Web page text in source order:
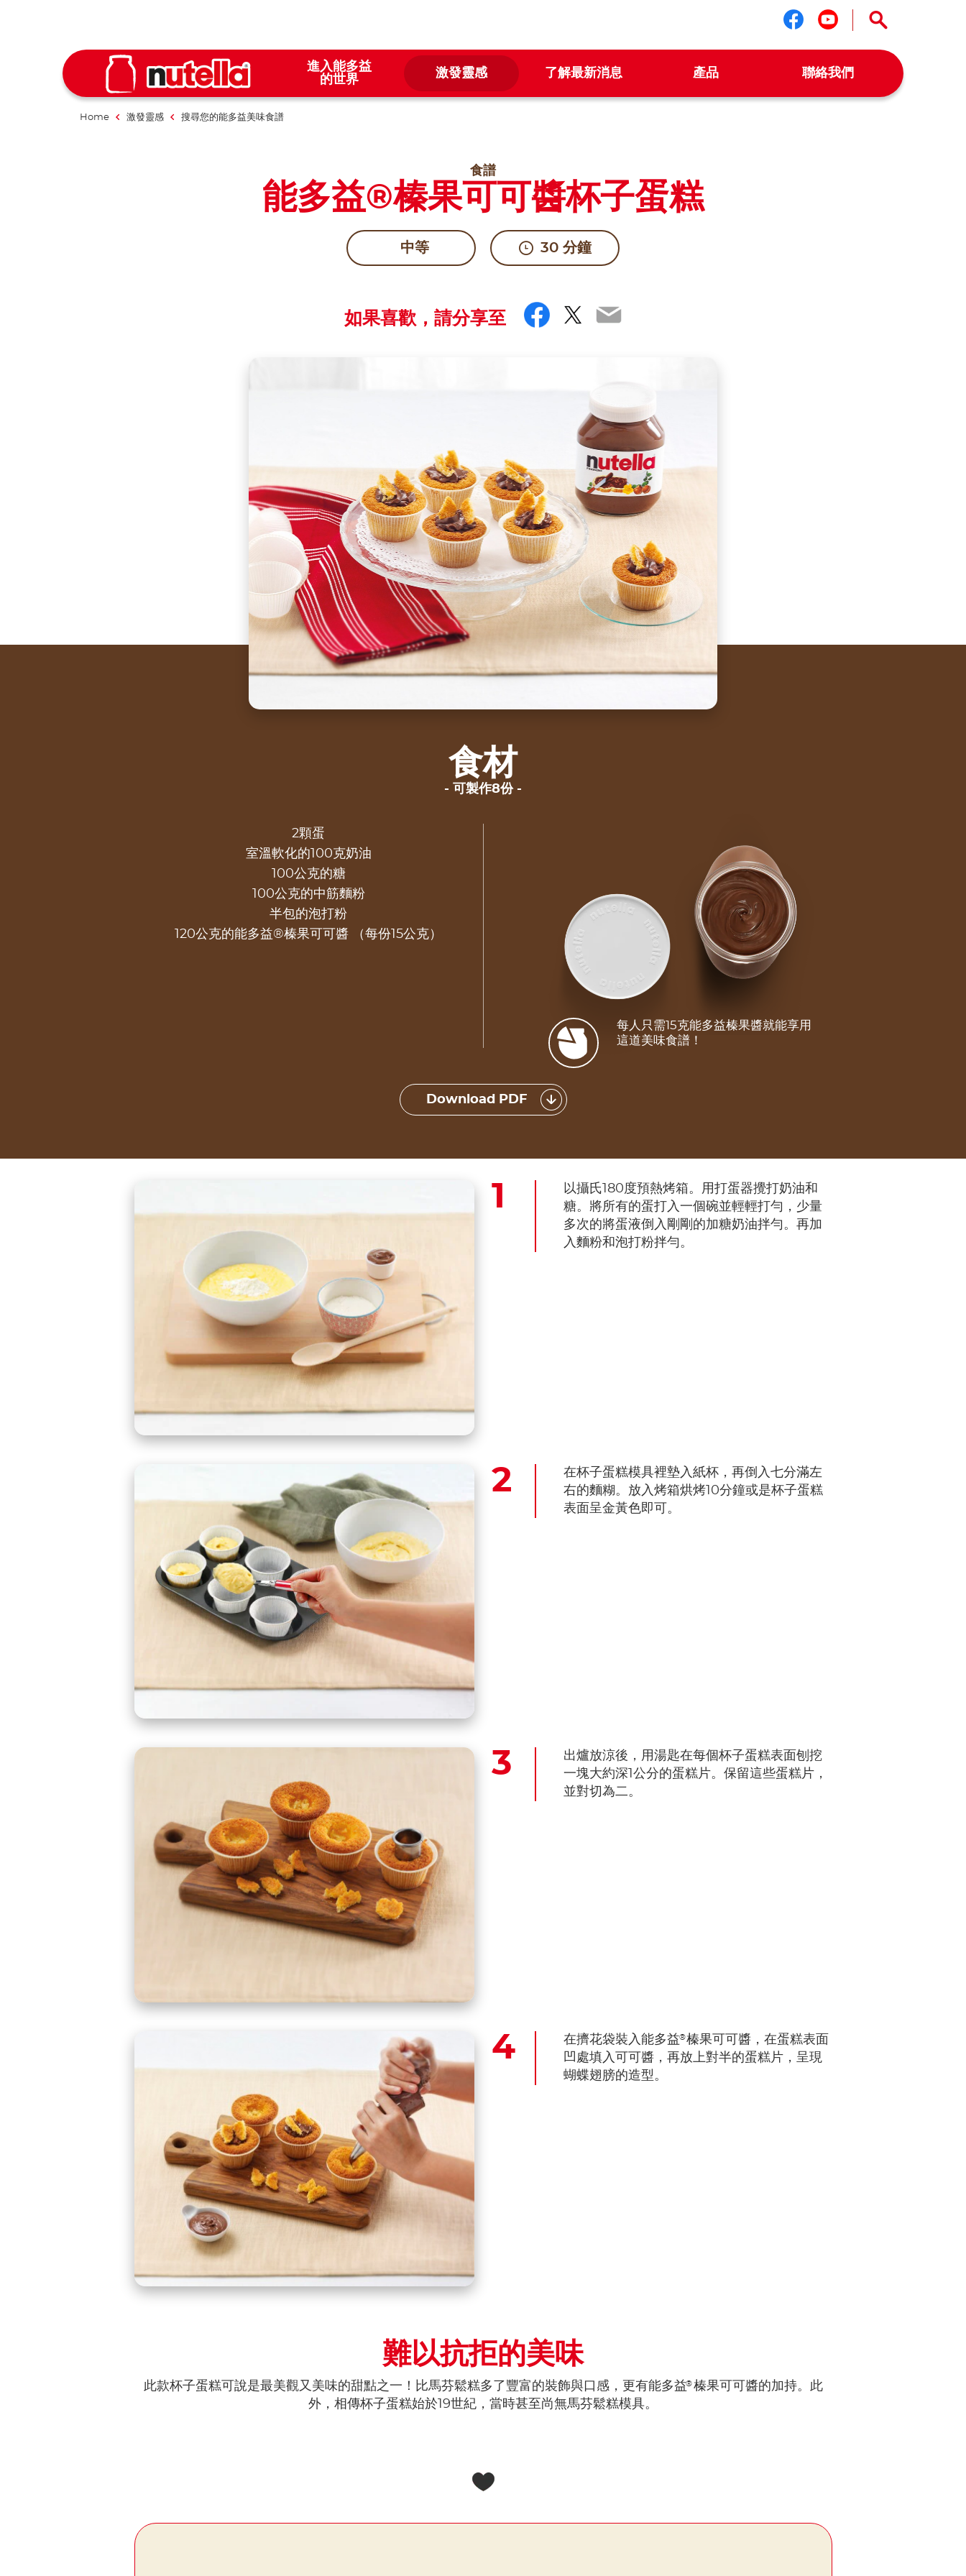
關注我們 facebook
關注我們
進入能多益
的世界
激發靈感 了解最新消息 產品 聯絡我們
Home 激發靈感 搜尋您的能多益美味食譜
食譜
能多益®榛果可可醬杯子蛋糕
中等 30 分鐘
如果喜歡，請分享至 Facebook
Twitter
Email
食材
可製作8份
2顆蛋
室溫軟化的100克奶油
100公克的糖
100公克的中筋麵粉
半包的泡打粉
120公克的能多益®榛果可可醬 （每份15公克）
每人只需15克能多益榛果醬就能享用
這道美味食譜！
Download PDF
以攝氏180度預熱烤箱。用打蛋器攪打奶油和
糖。將所有的蛋打入一個碗並輕輕打勻，少量
多次的將蛋液倒入剛剛的加糖奶油拌勻。再加
入麵粉和泡打粉拌勻。
在杯子蛋糕模具裡墊入紙杯，再倒入七分滿左
右的麵糊。放入烤箱烘烤10分鐘或是杯子蛋糕
表面呈金黃色即可。
出爐放涼後，用湯匙在每個杯子蛋糕表面刨挖
一塊大約深1公分的蛋糕片。保留這些蛋糕片，
並對切為二。
在擠花袋裝入能多益®榛果可可醬，在蛋糕表面
凹處填入可可醬，再放上對半的蛋糕片，呈現
蝴蝶翅膀的造型。
難以抗拒的美味
此款杯子蛋糕可說是最美觀又美味的甜點之一！比馬芬鬆糕多了豐富的裝飾與口感，更有能多益®榛果可可醬的加持。此
外，相傳杯子蛋糕始於19世紀，當時甚至尚無馬芬鬆糕模具。